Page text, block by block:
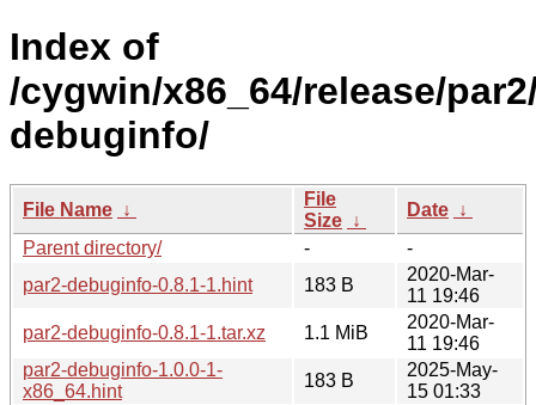
Index of
/cygwin/x86_64/release/
debuginfo/
File Name ↓
File
Size ↓
Date ↓
Parent directory/
-
-
par2-debuginfo-0.8.1-1.hint
183 B
2020-Mar-
11 19:46
par2-debuginfo-0.8.1-1.tar.xz
1.1 MiB
2020-Mar-
11 19:46
par2-debuginfo-1.0.0-1-
x86_64.hint
183 B
2025-May-
15 01:33